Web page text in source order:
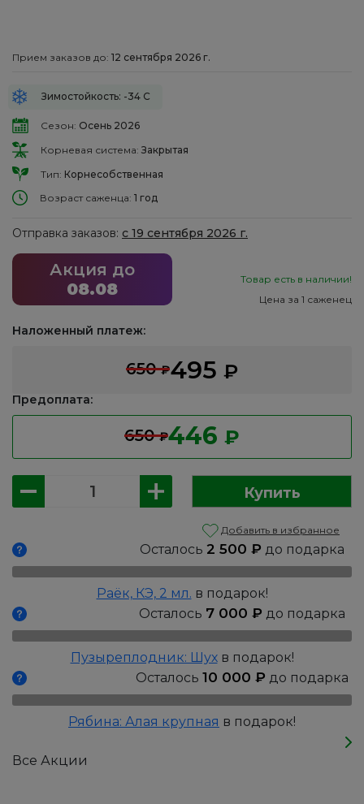
Прием заказов до: 12 сентября 2026 г.
Зимостойкость: -34 С
Сезон: Осень 2026
Корневая система: Закрытая
Тип: Корнесобственная
Возраст саженца: 1 год
Отправка заказов: с 19 сентября 2026 г.
Акция до
08.08
Товар есть в наличии!
Цена за 1 саженец
Наложенный платеж:
650₽495 ₽
Предоплата:
650₽446 ₽
Количество
товара
метельчатая:
Бонфаер,
Р9
Купить
Добавить в избранное
Осталось 2 500 ₽ до подарка
Раёк, КЭ, 2 мл. в подарок!
Осталось 7 000 ₽ до подарка
Пузыреплодник: Шухв подарок!
Осталось 10 000 ₽ до подарка
Рябина: Алая крупная в подарок!
Все Акции